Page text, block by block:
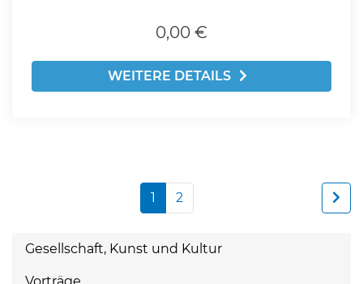
0,00 €
WEITERE DETAILS
1 2
Gesellschaft, Kunst und Kultur